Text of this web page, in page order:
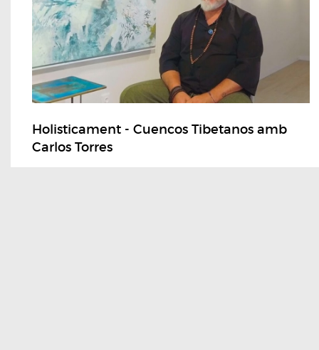
Holisticament - Cuencos Tibetanos amb
Carlos Torres